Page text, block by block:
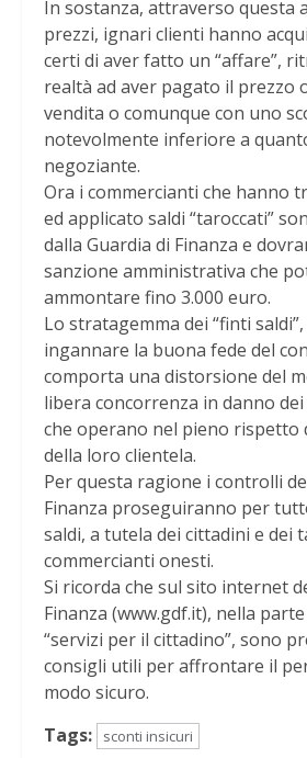
In sostanza, attraverso questa
prezzi, ignari clienti hanno
certi di aver fatto un “affare”,
realtà ad aver pagato il prezzo
vendita o comunque con uno
notevolmente inferiore a
negoziante.
Ora i commercianti che hanno
ed applicato saldi “taroccati”
dalla Guardia di Finanza e
sanzione amministrativa che
ammontare fino 3.000 euro.
Lo stratagemma dei “finti
ingannare la buona fede del
comporta una distorsione del
libera concorrenza in danno
che operano nel pieno rispetto
della loro clientela.
Per questa ragione i controlli
Finanza proseguiranno per
saldi, a tutela dei cittadini e dei
commercianti onesti.
Si ricorda che sul sito internet
Finanza (www.gdf.it), nella
“servizi per il cittadino”, sono
consigli utili per affrontare il
modo sicuro.
Tags:
sconti insicuri